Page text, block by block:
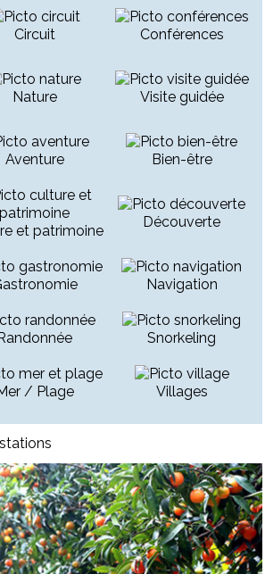
Circuit Conférences
Nature Visite guidée
Aventure Bien-être
et patrimoine
Découverte
Navigation
Randonnée Snorkeling
/ Plage Villages